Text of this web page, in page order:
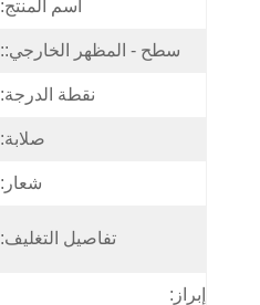
اسم المنتج:
سطح - المظهر الخارجي::
نقطة الدرجة:
صلابة:
شعار:
تفاصيل التغليف:
إبراز: